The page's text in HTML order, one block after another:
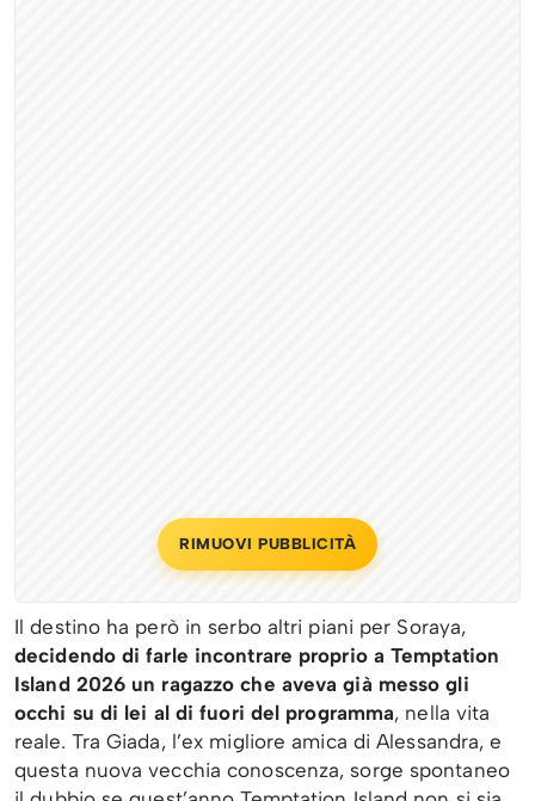
RIMUOVI PUBBLICITÀ
Il destino ha però in serbo altri piani per Soraya,
decidendo di farle incontrare proprio a Temptation
Island 2026 un ragazzo che aveva già messo gli
occhi su di lei al di fuori del programma, nella vita
reale. Tra Giada, l’ex migliore amica di Alessandra, e
questa nuova vecchia conoscenza, sorge spontaneo